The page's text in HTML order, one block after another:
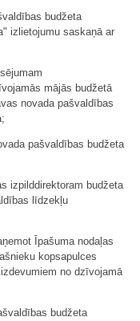
budžeta
izlietojumu saskaņā ar
mājās budžetā
novada pašvaldības
pašvaldības budžeta
izpilddirektoram budžeta
līdzekļu
Īpašuma nodaļas
kopsapulces
no dzīvojamā
budžeta